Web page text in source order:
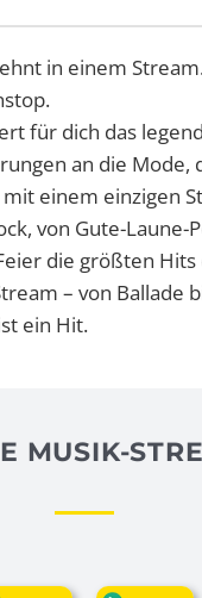
in einem
für dich das
an die Mode,
einem einzigen
von Gute-Laune-
die größten
– von Ballade
ein Hit.
MUSIK-